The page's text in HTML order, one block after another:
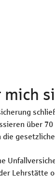
über
die
Lehrstätte